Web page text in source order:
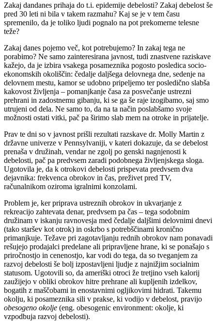
Zakaj dandanes prihaja do t.i. epidemije debelosti? Zakaj debelost še
pred 30 leti ni bila v takem razmahu? Kaj se je v tem času
spremenilo, da je toliko ljudi pognalo na pot prekomerne telesne
teže?
Zakaj danes pojemo več, kot potrebujemo? In zakaj tega ne
porabimo? Ne samo zainteresirana javnost, tudi znastvene raziskave
kažejo, da je izbira vsakega posameznika pogosto posledica socio-
ekonomskih okoliščin: čedalje daljšega delovnega dne, sedenje na
delovnem mestu, kamor se udobno pripeljemo ter posledično slabša
kakovost življenja – pomanjkanje časa za posvečanje ustrezni
prehrani in zadostnemu gibanju, ki se ga še raje izogibamo, saj smo
utrujeni od dela. Ne samo to, da na ta način poslabšamo svoje
možnosti ostati vitki, pač pa širimo slab mem na otroke in prijatelje.
Prav te dni so v javnost prišli rezultati razskave dr. Molly Martin z
državne univerze v Pennsylvaniji, v kateri dokazuje, da se debelost
prenaša v družinah, vendar ne zgolj po genski nagnjenosti k
debelosti, pač pa predvsem zaradi podobnega življenjskega sloga.
Ugotovila je, da k otrokovi debelosti prispevata predvsem dva
dejavnika: frekvenca obrokov in čas, preživet pred TV,
računalnikom oziroma igralnimi konzolami.
Problem je, ker priprava ustreznih obrokov in ukvarjanje z
rekreacijo zahtevata denar, predvsem pa čas – tega sodobnim
družinam v iskanju ravnovesja med čedalje daljšimi delovnimi dnevi
(tako staršev kot otrok) in oskrbo s potrebščinami kronično
primanjkuje. Težave pri zagotavljanju rednih obrokov nam ponavadi
rešujejo prodajalci predelane ali pripravljene hrane, ki se ponašajo s
priročnostjo in cenenostjo, kar vodi do tega, da so tveganjem za
razvoj debelosti še bolj izpostavljeni ljudje z najnižjim socialnim
statusom. Ugotovili so, da ameriški otroci že tretjino vseh kalorij
zaužijejo v obliki obrokov hitre prehrane ali kupljenih izdelkov,
bogatih z maščobami in enostavnimi ogljikovimi hidrati. Takemu
okolju, ki posameznika sili v prakse, ki vodijo v debelost, pravijo
obesogeno okolje (eng. obesogenic environment: okolje, ki
vzpodbuja razvoj debelosti).